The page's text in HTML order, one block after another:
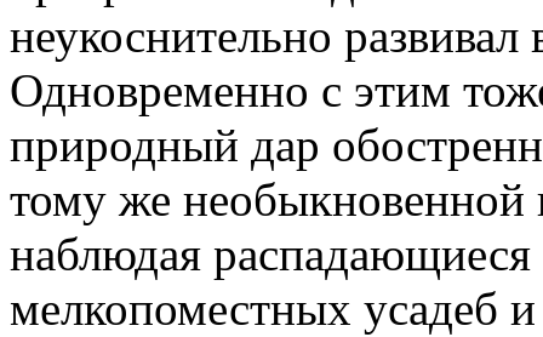
неукоснительно развивал
Одновременно с этим
природный дар
тому же необыкновенной
наблюдая распадающиеся
мелкопоместных усадеб